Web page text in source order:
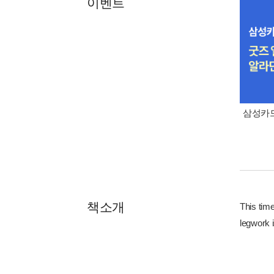
삼성카
책소개
This
legwork